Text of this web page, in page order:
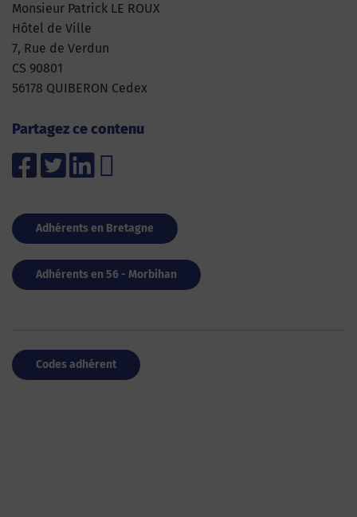
Monsieur Patrick LE ROUX
Hôtel de Ville
7, Rue de Verdun
CS 90801
56178 QUIBERON Cedex
Partagez ce contenu
Adhérents en Bretagne
Adhérents en 56 - Morbihan
Codes adhérent